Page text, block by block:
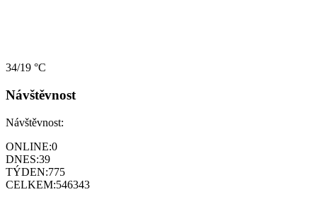
34/19 °C
Návštěvnost
Návštěvnost:
ONLINE:0
DNES:39
TÝDEN:775
CELKEM:546343